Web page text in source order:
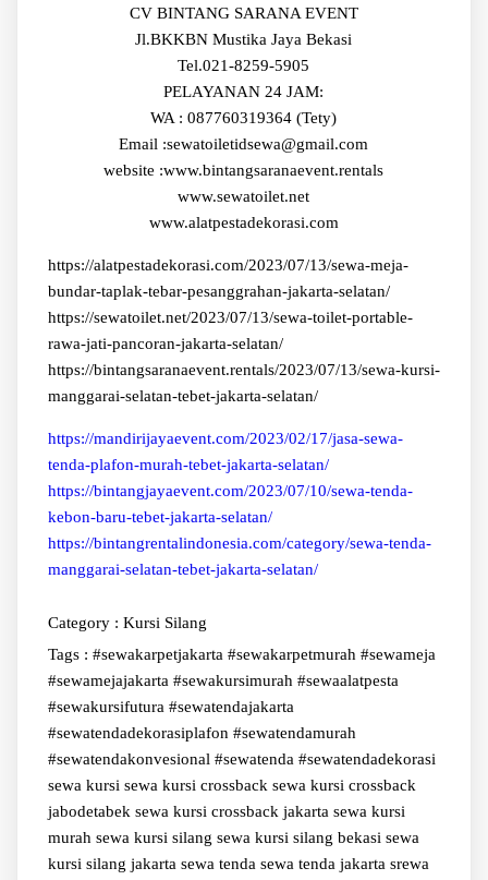
CV BINTANG SARANA EVENT
Jl.BKKBN Mustika Jaya Bekasi
Tel.021-8259-5905
PELAYANAN 24 JAM:
WA : 087760319364 (Tety)
Email :sewatoiletidsewa@gmail.com
website :www.bintangsaranaevent.rentals
www.sewatoilet.net
www.alatpestadekorasi.com
https://alatpestadekorasi.com/2023/07/13/sewa-meja-
bundar-taplak-tebar-pesanggrahan-jakarta-selatan/
https://sewatoilet.net/2023/07/13/sewa-toilet-portable-
rawa-jati-pancoran-jakarta-selatan/
https://bintangsaranaevent.rentals/2023/07/13/sewa-kursi-
manggarai-selatan-tebet-jakarta-selatan/
https://mandirijayaevent.com/2023/02/17/jasa-sewa-
tenda-plafon-murah-tebet-jakarta-selatan/
https://bintangjayaevent.com/2023/07/10/sewa-tenda-
kebon-baru-tebet-jakarta-selatan/
https://bintangrentalindonesia.com/category/sewa-tenda-
manggarai-selatan-tebet-jakarta-selatan/
Category : Kursi Silang
Tags : #sewakarpetjakarta #sewakarpetmurah #sewameja
#sewamejajakarta #sewakursimurah #sewaalatpesta
#sewakursifutura #sewatendajakarta
#sewatendadekorasiplafon #sewatendamurah
#sewatendakonvesional #sewatenda #sewatendadekorasi
sewa kursi sewa kursi crossback sewa kursi crossback
jabodetabek sewa kursi crossback jakarta sewa kursi
murah sewa kursi silang sewa kursi silang bekasi sewa
kursi silang jakarta sewa tenda sewa tenda jakarta srewa